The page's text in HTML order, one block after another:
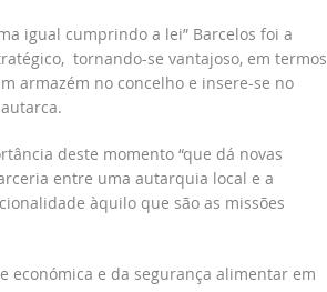
igual cumprindo a lei” Barcelos foi a
tornando-se vantajoso, em termos
armazém no concelho e insere-se no
deste momento “que dá novas
entre uma autarquia local e a
àquilo que são as missões
económica e da segurança alimentar em